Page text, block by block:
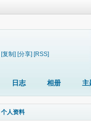
[复制] [分享] [RSS]
日志 相册 主
个人资料